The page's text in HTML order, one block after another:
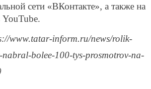
сети «ВКонтакте», а также на
YouTube.
www.tatar-inform.ru/news/rolik-
bolee-100-tys-prosmotrov-na-